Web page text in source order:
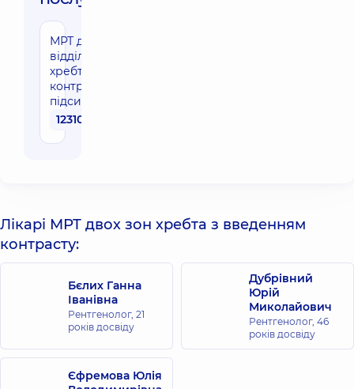
МРТ двох
відділів
хребта з
контрастним
підсиленням
12310 грн
Лікарі МРТ двох зон хребта з введенням
контрасту:
Бєлих Ганна
Іванівна
Рентгенолог, 21
років досвіду
Дубрівний
Юрій
Миколайович
Рентгенолог, 46
років досвіду
Єфремова Юлія